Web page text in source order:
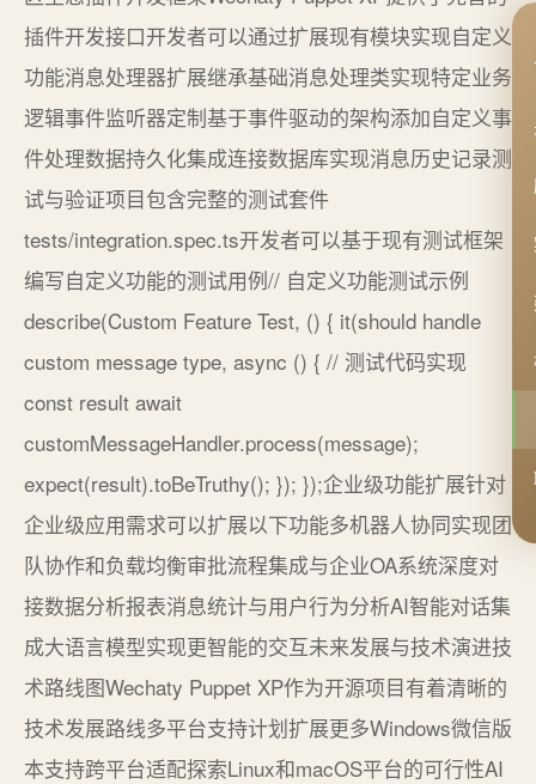
插件开发接口开发者可以通过扩展现有模块实现自定义
功能消息处理器扩展继承基础消息处理类实现特定业务
逻辑事件监听器定制基于事件驱动的架构添加自定义事
件处理数据持久化集成连接数据库实现消息历史记录测
试与验证项目包含完整的测试套件
tests/integration.spec.ts开发者可以基于现有测试框架
编写自定义功能的测试用例// 自定义功能测试示例
describe(Custom Feature Test, () { it(should handle
custom message type, async () { // 测试代码实现
const result await
customMessageHandler.process(message);
expect(result).toBeTruthy(); }); });企业级功能扩展针对
企业级应用需求可以扩展以下功能多机器人协同实现团
队协作和负载均衡审批流程集成与企业OA系统深度对
接数据分析报表消息统计与用户行为分析AI智能对话集
成大语言模型实现更智能的交互未来发展与技术演进技
术路线图Wechaty Puppet XP作为开源项目有着清晰的
技术发展路线多平台支持计划扩展更多Windows微信版
本支持跨平台适配探索Linux和macOS平台的可行性AI